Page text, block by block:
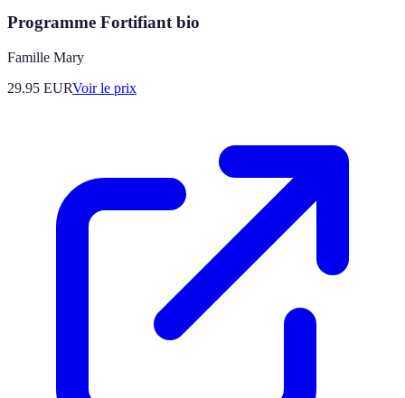
Programme Fortifiant bio
Famille Mary
29.95 EURVoir le prix